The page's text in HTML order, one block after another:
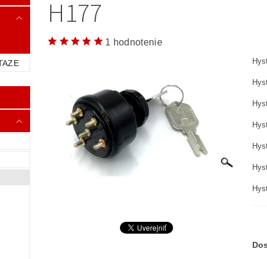
H177
1 hodnotenie